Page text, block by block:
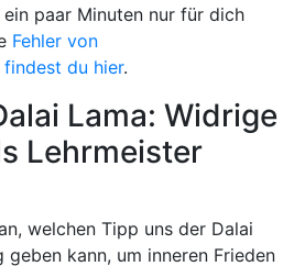
paar Minuten nur für dich
Fehler von
du hier.
Lama: Widrige
Lehrmeister
welchen Tipp uns der Dalai
geben kann, um inneren Frieden